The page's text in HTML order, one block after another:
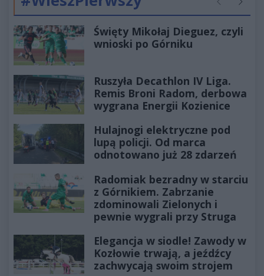
Poprzednie
Święty Mikołaj Dieguez, czyli
wnioski po Górniku
Ruszyła Decathlon IV Liga.
Remis Broni Radom, derbowa
wygrana Energii Kozienice
Hulajnogi elektryczne pod
lupą policji. Od marca
odnotowano już 28 zdarzeń
Radomiak bezradny w starciu
z Górnikiem. Zabrzanie
zdominowali Zielonych i
pewnie wygrali przy Struga
Elegancja w siodle! Zawody w
Kozłowie trwają, a jeźdźcy
zachwycają swoim strojem